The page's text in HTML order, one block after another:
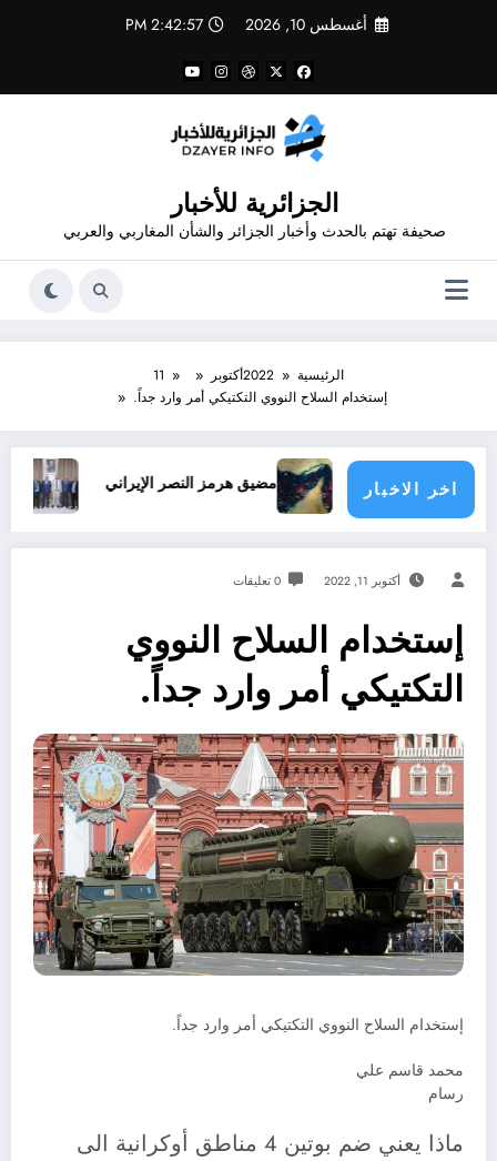
أغسطس 10, 2026 2:42:58 PM
الجزائرية للأخبار
صحيفة تهتم بالحدث وأخبار الجزائر والشأن المغاربي والعربي
الرئيسية 2022أكتوبر
11
إستخدام السلاح النووي التكتيكي أمر وارد جداً.
اخر الاخبارمضيق هرمز النصر الإيراني والي تيسمسيلت ينظم
أكتوبر 11, 2022 0 تعليقات
إستخدام السلاح النووي
التكتيكي أمر وارد جداً.
إستخدام السلاح النووي التكتيكي أمر وارد جداً.
محمد قاسم علي
رسام
ماذا يعني ضم بوتين 4 مناطق أوكرانية الى